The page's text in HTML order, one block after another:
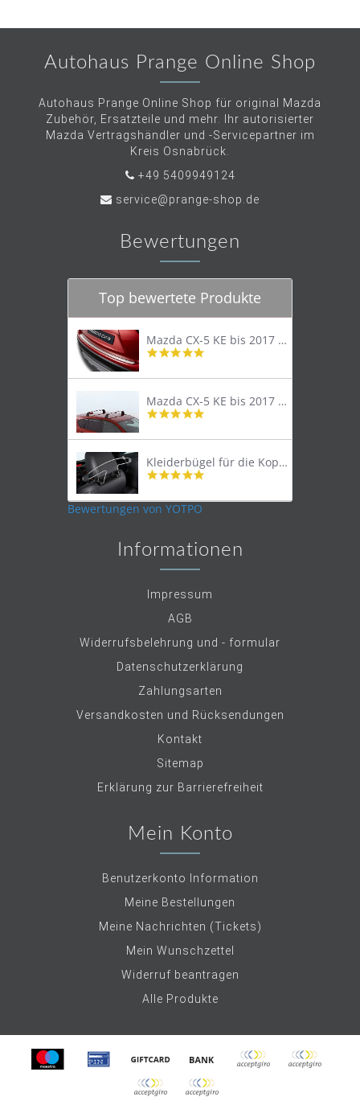
Autohaus Prange Online Shop
Autohaus Prange Online Shop für original Mazda
Zubehör, Ersatzteile und mehr. Ihr autorisierter
Mazda Vertragshändler und -Servicepartner im
Kreis Osnabrück.
+49 5409949124
service@prange-shop.de
Bewertungen
Top bewertete Produkte
Mazda CX-5 KE bis 2017 Trittschutzleiste Edelstahl original
4.8
rating
Mazda CX-5 KE bis 2017 Lastenträger Dachträger
4.9
rating
Kleiderbügel für die Kopfstütze
4.9
rating
Bewertungen von YOTPO
Informationen
Impressum
AGB
Widerrufsbelehrung und - formular
Datenschutzerklärung
Zahlungsarten
Versandkosten und Rücksendungen
Kontakt
Sitemap
Erklärung zur Barrierefreiheit
Mein Konto
Benutzerkonto Information
Meine Bestellungen
Meine Nachrichten (Tickets)
Mein Wunschzettel
Widerruf beantragen
Alle Produkte